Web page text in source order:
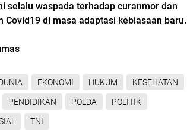
selalu waspada terhadap curanmor dan
di masa adaptasi kebiasaan baru.
EKONOMI HUKUM KESEHATAN
PENDIDIKAN POLDA POLITIK
TNI